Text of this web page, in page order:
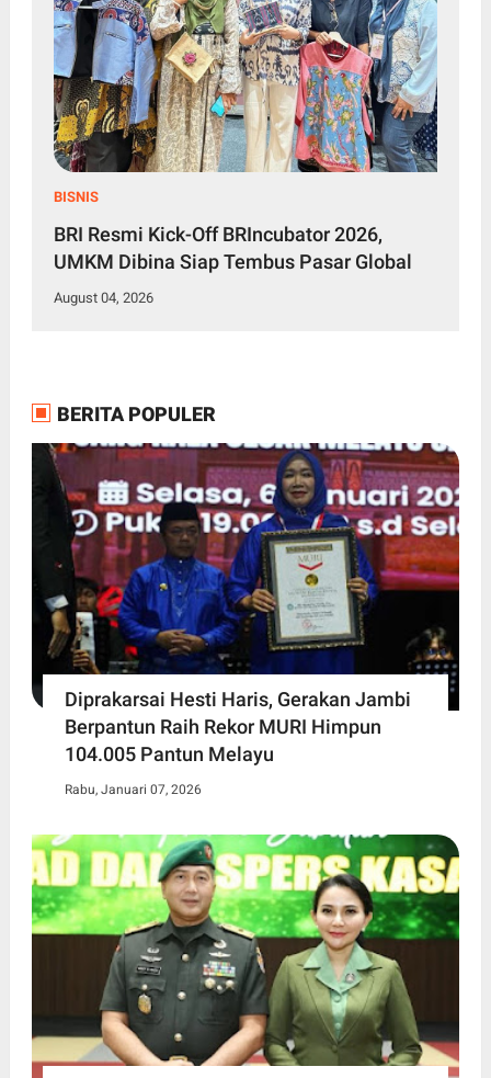
BISNIS
BRI Resmi Kick-Off BRIncubator 2026,
UMKM Dibina Siap Tembus Pasar Global
August 04, 2026
BERITA POPULER
Diprakarsai Hesti Haris, Gerakan Jambi
Berpantun Raih Rekor MURI Himpun
104.005 Pantun Melayu
Rabu, Januari 07, 2026